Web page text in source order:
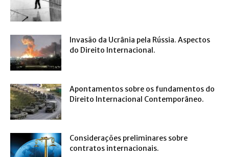
Invasão da Ucrânia pela Rússia. Aspectos
do Direito Internacional.
Apontamentos sobre os fundamentos do
Direito Internacional Contemporâneo.
Considerações preliminares sobre
contratos internacionais.